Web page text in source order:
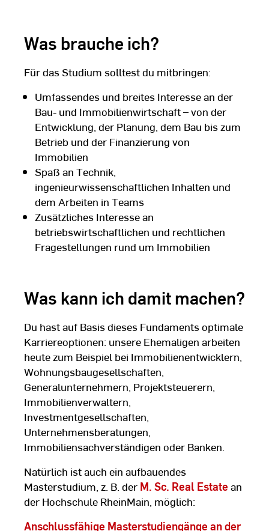
Was brauche ich?
Für das Studium solltest du mitbringen:
Umfassendes und breites Interesse an der
Bau- und Immobilienwirtschaft – von der
Entwicklung, der Planung, dem Bau bis zum
Betrieb und der Finanzierung von
Immobilien
Spaß an Technik,
ingenieurwissenschaftlichen Inhalten und
dem Arbeiten in Teams
Zusätzliches Interesse an
betriebswirtschaftlichen und rechtlichen
Fragestellungen rund um Immobilien
Was kann ich damit machen?
Du hast auf Basis dieses Fundaments optimale
Karriereoptionen: unsere Ehemaligen arbeiten
heute zum Beispiel bei Immobilienentwicklern,
Wohnungsbaugesellschaften,
Generalunternehmern, Projektsteuerern,
Immobilienverwaltern,
Investmentgesellschaften,
Unternehmensberatungen,
Immobiliensachverständigen oder Banken.
Natürlich ist auch ein aufbauendes
Masterstudium, z. B. der M. Sc. Real Estate an
der Hochschule RheinMain, möglich:
Anschlussfähige Masterstudiengänge an der